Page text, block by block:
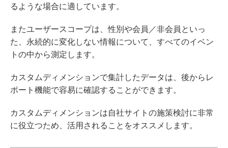
るような場合に適しています。
またユーザースコープは、性別や会員／非会員といっ
た、永続的に変化しない情報について、すべてのイベン
トの中から測定します。
カスタムディメンションで集計したデータは、後からレ
ポート機能で容易に確認することができます。
カスタムディメンションは自社サイトの施策検討に非常
に役立つため、活用されることをオススメします。